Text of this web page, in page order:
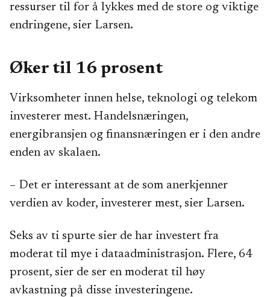
ressurser til for å lykkes med de store og viktige
endringene, sier Larsen.
Øker til 16 prosent
Virksomheter innen helse, teknologi og telekom
investerer mest. Handelsnæringen,
energibransjen og finansnæringen er i den andre
enden av skalaen.
– Det er interessant at de som anerkjenner
verdien av koder, investerer mest, sier Larsen.
Seks av ti spurte sier de har investert fra
moderat til mye i dataadministrasjon. Flere, 64
prosent, sier de ser en moderat til høy
avkastning på disse investeringene.